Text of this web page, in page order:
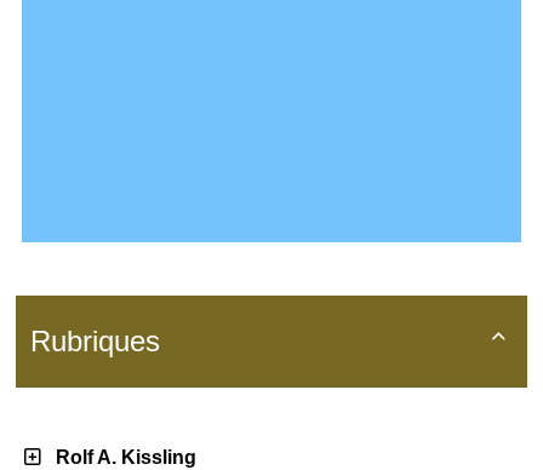

Rubriques
Rolf A. Kissling